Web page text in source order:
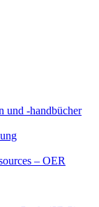
und -handbücher
– OER